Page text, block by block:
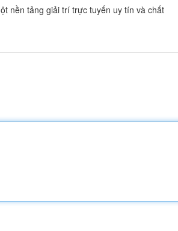
nền tảng giải trí trực tuyến uy tín và chất